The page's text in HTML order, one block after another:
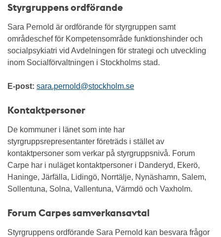
Styrgruppens ordförande
Sara Pernold är ordförande för styrgruppen samt
områdeschef för Kompetensområde funktionshinder och
socialpsykiatri vid Avdelningen för strategi och utveckling
inom Socialförvaltningen i Stockholms stad.
E-post: sara.pernold@stockholm.se
Kontaktpersoner
De kommuner i länet som inte har
styrgruppsrepresentanter företräds i stället av
kontaktpersoner som verkar på styrgruppsnivå. Forum
Carpe har i nuläget kontaktpersoner i Danderyd, Ekerö,
Haninge, Järfälla, Lidingö, Norrtälje, Nynäshamn, Salem,
Sollentuna, Solna, Vallentuna, Värmdö och Vaxholm.
Forum Carpes samverkansavtal
Styrgruppens ordförande Sara Pernold kan besvara frågor